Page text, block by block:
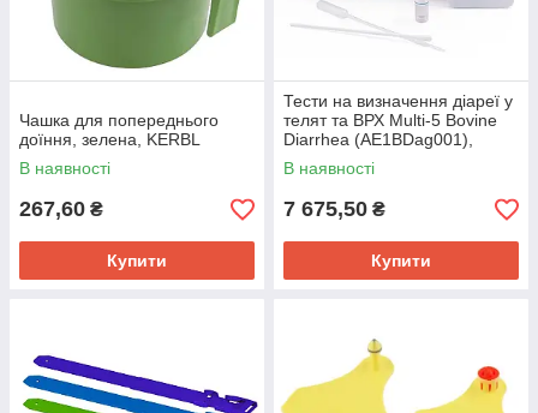
Чашка для попереднього
доїння, зелена, KERBL
В наявності
267,60 ₴
Купити
Тести на визначення діареї у
телят та ВРХ Multi-5 Bovine
Diarrhea (AE1BDag001),
AniEasy
В наявності
7 675,50 ₴
Купити